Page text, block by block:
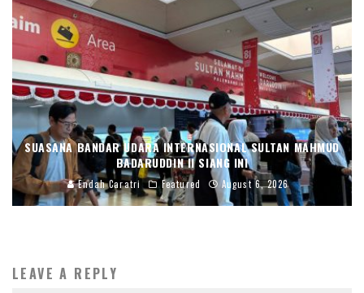
SUASANA BANDAR UDARA INTERNASIONAL SULTAN MAHMUD
BADARUDDIN II SIANG INI
Endah Caratri Featured August 6, 2026
LEAVE A REPLY